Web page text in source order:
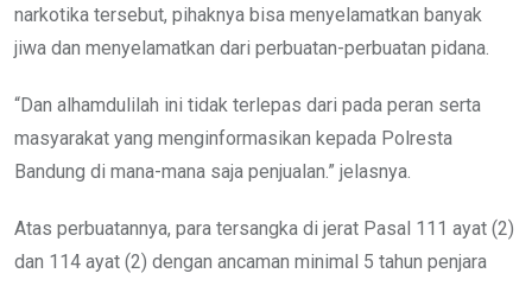
narkotika tersebut, pihaknya bisa menyelamatkan banyak
jiwa dan menyelamatkan dari perbuatan-perbuatan pidana.
“Dan alhamdulilah ini tidak terlepas dari pada peran serta
masyarakat yang menginformasikan kepada Polresta
Bandung di mana-mana saja penjualan.” jelasnya.
Atas perbuatannya, para tersangka di jerat Pasal 111 ayat (2)
dan 114 ayat (2) dengan ancaman minimal 5 tahun penjara